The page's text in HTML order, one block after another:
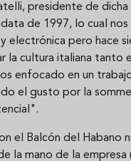
presidente de
de 1997, lo cual
electrónica pero hace
la cultura italiana tanto
enfocado en un
el gusto por la
el Balcón del Habano
la mano de la